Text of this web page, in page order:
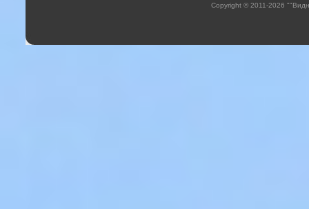
Copyright © 2011-2026